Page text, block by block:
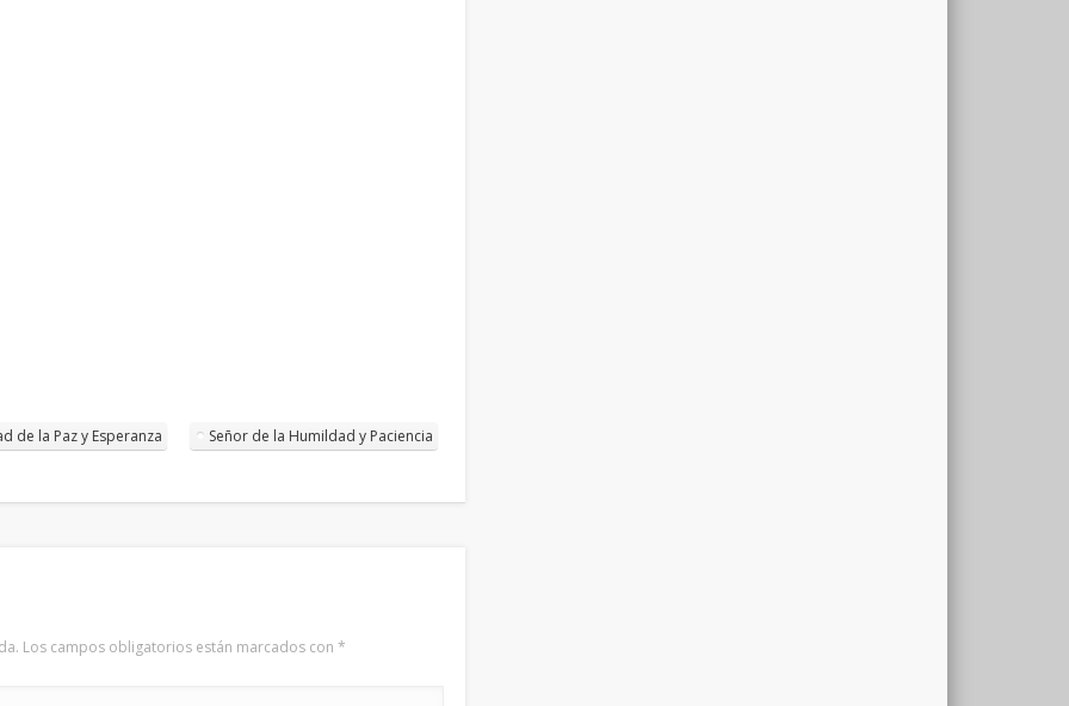
de la Paz y Esperanza Señor de la Humildad y Paciencia
Los campos obligatorios están marcados con*